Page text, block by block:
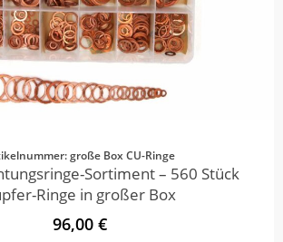
große Box CU-Ringe
Sortiment – 560 Stück
Ringe in großer Box
96,00 €